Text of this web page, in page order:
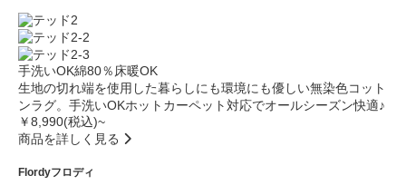
手洗いOK綿80％床暖OK
生地の切れ端を使用した暮らしにも環境にも優しい無染色コット
ンラグ。手洗いOKホットカーペット対応でオールシーズン快適♪
￥8,990(税込)~
商品を詳しく見る
Flordyフロディ